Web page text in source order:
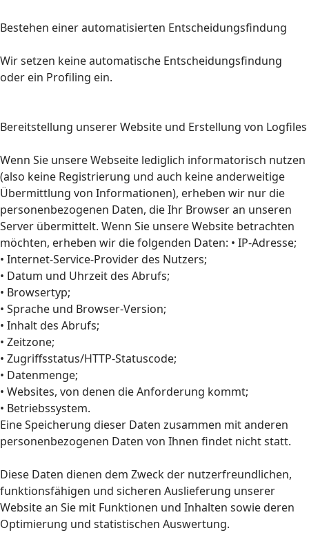
Bestehen einer automatisierten Entscheidungsfindung
Wir setzen keine automatische Entscheidungsfindung
oder ein Profiling ein.
Bereitstellung unserer Website und Erstellung von Logfiles
Wenn Sie unsere Webseite lediglich informatorisch nutzen
(also keine Registrierung und auch keine anderweitige
Übermittlung von Informationen), erheben wir nur die
personenbezogenen Daten, die Ihr Browser an unseren
Server übermittelt. Wenn Sie unsere Website betrachten
möchten, erheben wir die folgenden Daten: • IP-Adresse;
• Internet-Service-Provider des Nutzers;
• Datum und Uhrzeit des Abrufs;
• Browsertyp;
• Sprache und Browser-Version;
• Inhalt des Abrufs;
• Zeitzone;
• Zugriffsstatus/HTTP-Statuscode;
• Datenmenge;
• Websites, von denen die Anforderung kommt;
• Betriebssystem.
Eine Speicherung dieser Daten zusammen mit anderen
personenbezogenen Daten von Ihnen findet nicht statt.
Diese Daten dienen dem Zweck der nutzerfreundlichen,
funktionsfähigen und sicheren Auslieferung unserer
Website an Sie mit Funktionen und Inhalten sowie deren
Optimierung und statistischen Auswertung.